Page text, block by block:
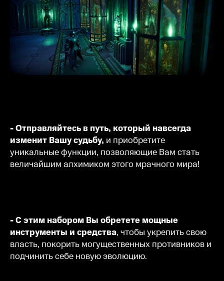
- Отправляйтесь в путь, который навсегда
изменит Вашу судьбу, и приобретите
уникальные функции, позволяющие Вам стать
величайшим алхимиком этого мрачного мира!
- С этим набором Вы обретете мощные
инструменты и средства, чтобы укрепить свою
власть, покорить могущественных противников и
подчинить себе новую эволюцию.